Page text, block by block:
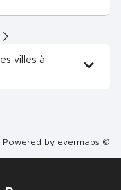
villes à
Powered by evermaps ©